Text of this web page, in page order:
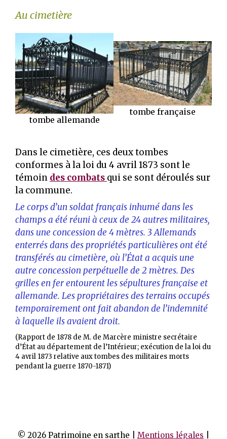
Au cimetière
tombe allemande
tombe française
Dans le cimetière, ces deux tombes
conformes à la loi du 4 avril 1873 sont le
témoin des combats qui se sont déroulés sur
la commune.
Le corps d’un soldat français inhumé dans les
champs a été réuni à ceux de 24 autres militaires,
dans une concession de 4 mètres. 3 Allemands
enterrés dans des propriétés particulières ont été
transférés au cimetière, où l’État a acquis une
autre concession perpétuelle de 2 mètres. Des
grilles en fer entourent les sépultures française et
allemande. Les propriétaires des terrains occupés
temporairement ont fait abandon de l’indemnité
à laquelle ils avaient droit.
(Rapport de 1878 de M. de Marcère ministre secrétaire
d’État au département de l’Intérieur; exécution de la loi du
4 avril 1873 relative aux tombes des militaires morts
pendant la guerre 1870-1871)
© 2026 Patrimoine en sarthe | Mentions légales